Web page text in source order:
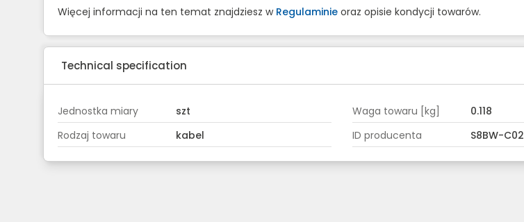
Więcej informacji na ten temat znajdziesz w Regulaminie oraz opisie kondycji towarów.
Technical specification
Jednostka miary szt Waga towaru [kg]
0.118
Rodzaj towaru
kabel ID producenta S8BW-C02